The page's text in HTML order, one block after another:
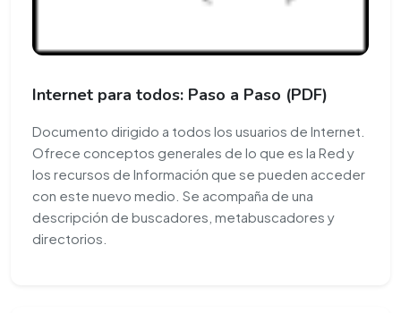
Internet para todos: Paso a Paso (PDF)
Documento dirigido a todos los usuarios de Internet.
Ofrece conceptos generales de lo que es la Red y
los recursos de Información que se pueden acceder
con este nuevo medio. Se acompaña de una
descripción de buscadores, metabuscadores y
directorios.